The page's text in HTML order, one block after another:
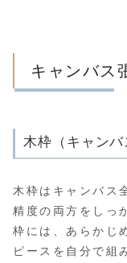
キャンバス
木枠（キャン
木枠はキャンバス
精度の両方をしっ
枠には、あらかじ
ピースを自分で組